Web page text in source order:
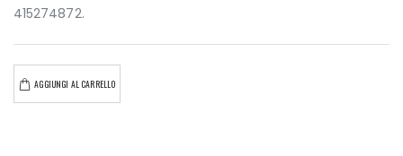
415274872.
AGGIUNGI AL CARRELLO